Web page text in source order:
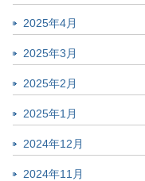
2025年4月
2025年3月
2025年2月
2025年1月
2024年12月
2024年11月